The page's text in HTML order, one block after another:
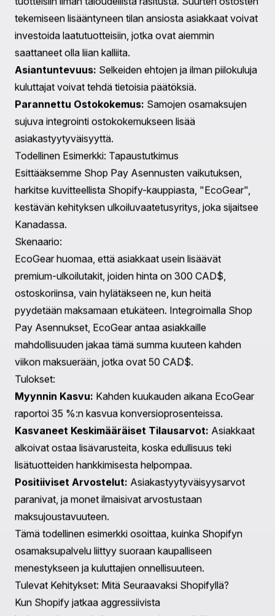
kuluttajilta, jotka voivat epäröidä suurten ostosten
Asiakasuskollisuus:
voivat edistää uskollisuutta. Kun kuluttajat kokevat
voivansa hallita talouttaan tehokkaasti, he
todennäköisemmin palaavat samaan
vähittäiskauppaan.
Monipuolistetut Tulovirrat:
kuluttajaryhmälle, mukaan lukien erilaisilla taloudellisilla
kyvyillä varustetut, kauppiaat voivat kohdata aiemmin
kartoittamattoman markkinasegmenttien.
Edut Kuluttajille:
tekemiseen lisääntyneen tilan ansiosta asiakkaat voivat
investoida laatutuotteisiin, jotka ovat aiemmin
saattaneet olla liian kalliita.
Asiantuntevuus:
Selkeiden ehtojen ja ilman piilokuluja
kuluttajat voivat tehdä tietoisia päätöksiä.
Parannettu Ostokokemus:
Samojen osamaksujen
sujuva integrointi ostokokemukseen lisää
asiakastyytyväisyyttä.
Todellinen Esimerkki: Tapaustutkimus
Esittääksemme Shop Pay Asennusten vaikutuksen,
kestävän kehityksen ulkoiluvaatetusyritys, joka sijaitsee
Kanadassa.
EcoGear huomaa, että asiakkaat usein lisäävät
premium-ulkoilutakit, joiden hinta on 300 CAD$,
ostoskoriinsa, vain hylätäkseen ne, kun heitä
pyydetään maksamaan etukäteen. Integroimalla Shop
Pay Asennukset, EcoGear antaa asiakkaille
mahdollisuuden jakaa tämä summa kuuteen kahden
viikon maksuerään, jotka ovat 50 CAD$.